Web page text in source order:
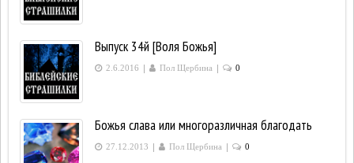
Выпуск 34й [Воля Божья]
2.6.2016 | Пол Щербина | 0
Божья слава или многоразличная благодать
27.12.2013 | Пол Щербина | 0